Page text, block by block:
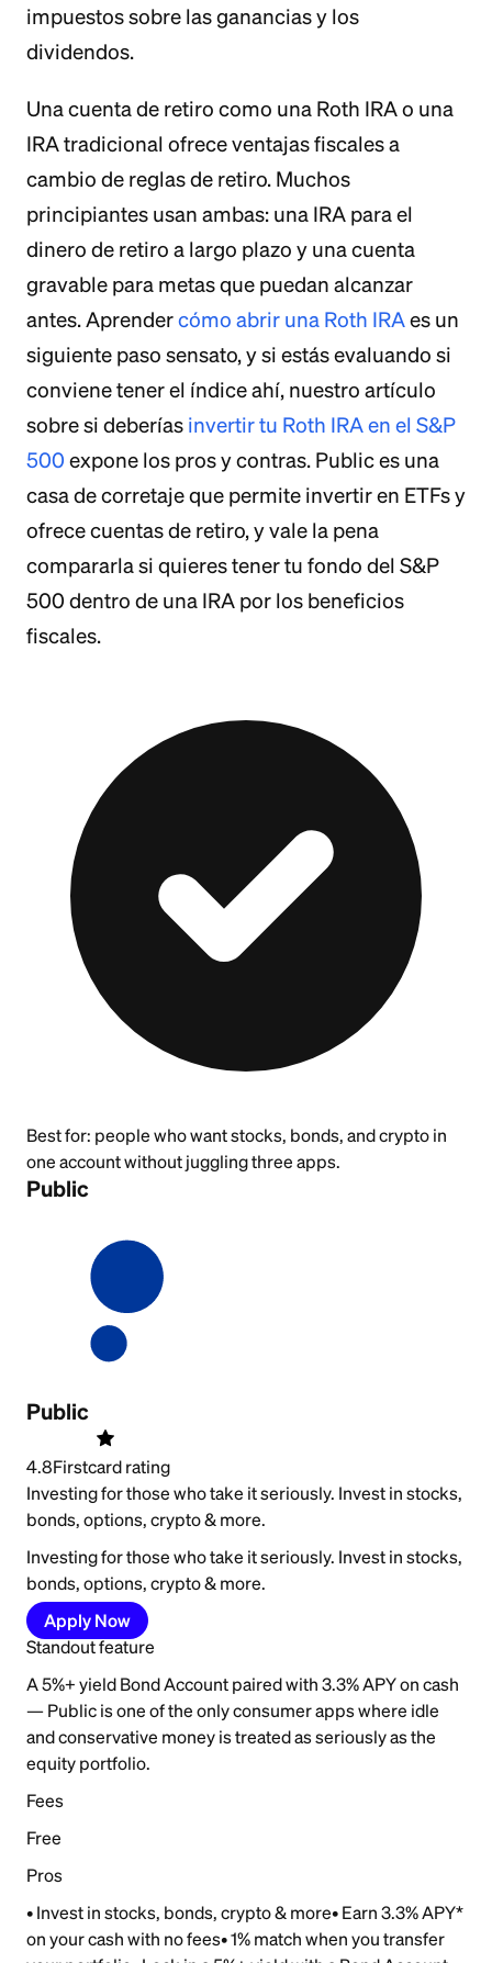
impuestos sobre las ganancias y los
dividendos.
Una cuenta de retiro como una Roth IRA o una
IRA tradicional ofrece ventajas fiscales a
cambio de reglas de retiro. Muchos
principiantes usan ambas: una IRA para el
dinero de retiro a largo plazo y una cuenta
gravable para metas que puedan alcanzar
antes. Aprendercómo abrir una Roth IRAes un
siguiente paso sensato, y si estás evaluando si
conviene tener el índice ahí, nuestro artículo
sobre si deberías invertir tu Roth IRA en el S&P
500 expone los pros y contras. Public es una
casa de corretaje que permite invertir en ETFs y
ofrece cuentas de retiro, y vale la pena
compararla si quieres tener tu fondo del S&P
500 dentro de una IRA por los beneficios
fiscales.
Best for: people who want stocks, bonds, and crypto in
one account without juggling three apps.
Public
Public
4.8Firstcard rating
Investing for those who take it seriously. Invest in stocks,
bonds, options, crypto & more.
Investing for those who take it seriously. Invest in stocks,
bonds, options, crypto & more.
Apply Now
Standout feature
A 5%+ yield Bond Account paired with 3.3% APY on cash
— Public is one of the only consumer apps where idle
and conservative money is treated as seriously as the
equity portfolio.
Fees
Free
Pros
• Invest in stocks, bonds, crypto & more• Earn 3.3% APY*
on your cash with no fees• 1% match when you transfer